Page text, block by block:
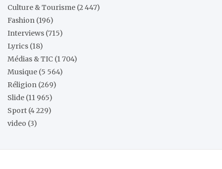
Culture & Tourisme (2 447)
Fashion (196)
Interviews (715)
Lyrics (18)
Médias & TIC (1 704)
Musique (5 564)
Réligion (269)
Slide (11 965)
Sport (4 229)
video (3)